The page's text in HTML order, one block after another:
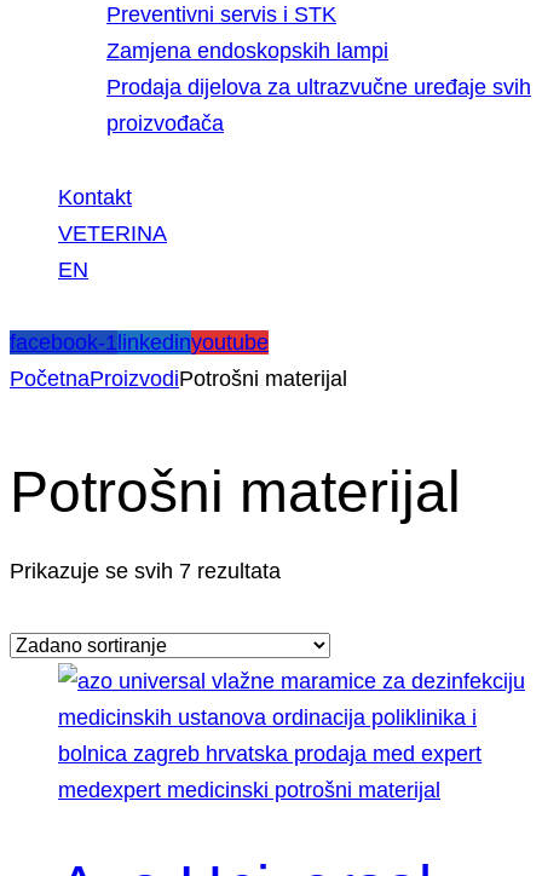
Preventivni servis i STK
Zamjena endoskopskih lampi
Prodaja dijelova za ultrazvučne uređaje svih
proizvođača
Kontakt
VETERINA
EN
facebook-1 linkedinyoutube
PočetnaProizvodiPotrošni materijal
Potrošni materijal
Prikazuje se svih 7 rezultata